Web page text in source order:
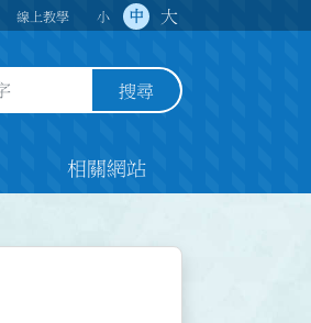
線上教學 小 中 大
搜尋
相關網站